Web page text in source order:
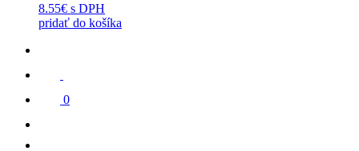
8.55€ s DPH
pridať do košíka
0